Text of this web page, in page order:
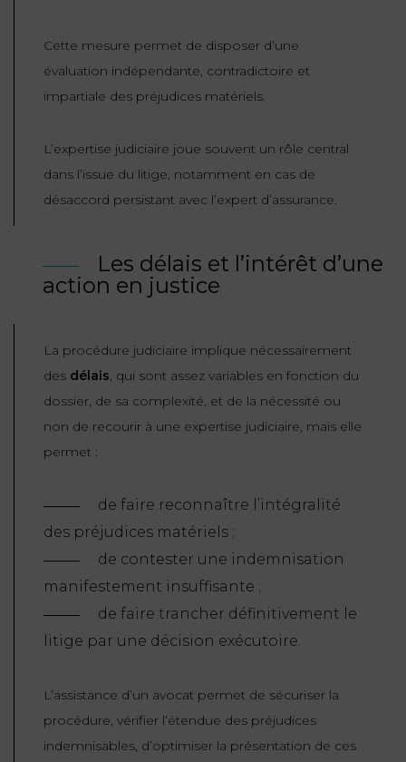
Cette mesure permet de disposer d’une
évaluation indépendante, contradictoire et
impartiale des préjudices matériels.
L’expertise judiciaire joue souvent un rôle central
dans l’issue du litige, notamment en cas de
désaccord persistant avec l’expert d’assurance.
Les délais et l’intérêt d’une
action en justice
La procédure judiciaire implique nécessairement
des délais, qui sont assez variables en fonction du
dossier, de sa complexité, et de la nécessité ou
non de recourir à une expertise judiciaire, mais elle
permet :
de faire reconnaître l’intégralité
des préjudices matériels ;
de contester une indemnisation
manifestement insuffisante ;
de faire trancher définitivement le
litige par une décision exécutoire.
L’assistance d’un avocat permet de sécuriser la
procédure, vérifier l’étendue des préjudices
indemnisables, d’optimiser la présentation de ces